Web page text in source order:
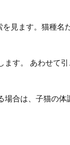
見ます。猫種
す。 あわせて
合は、子猫の体